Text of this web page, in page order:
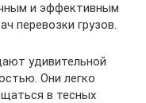
и эффективным
перевозки грузов.
удивительной
Они легко
в тесных